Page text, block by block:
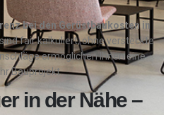
bei den Gerüstbaukosten in
fair kalkuliert, ohne versteckte
ermöglichen Ihnen eine
Bauprojekt.
in der Nähe –